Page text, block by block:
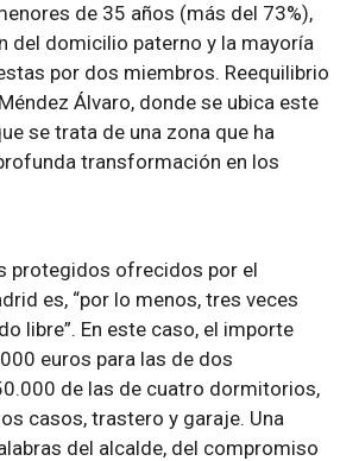
de 35 años (más del 73%),
del domicilio paterno y la mayoría
por dos miembros. Reequilibrio
Álvaro, donde se ubica este
se trata de una zona que ha
transformación en los
protegidos ofrecidos por el
es, “por lo menos, tres veces
libre”. En este caso, el importe
euros para las de dos
de las de cuatro dormitorios,
casos, trastero y garaje. Una
del alcalde, del compromiso